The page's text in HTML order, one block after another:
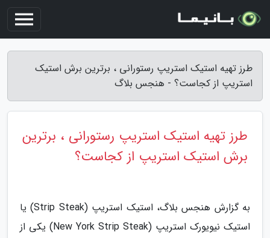
طرز تهیه استیک استریپ رستورانی ، برترین برش استیک
استریپ از کجاست؟ - هنجس بلاگ
طرز تهیه استیک استریپ رستورانی ، برترین
برش استیک استریپ از کجاست؟
به گزارش هنجس بلاگ، استیک استریپ (Strip Steak) یا
استیک نیویورک استریپ (New York Strip Steak) یکی از